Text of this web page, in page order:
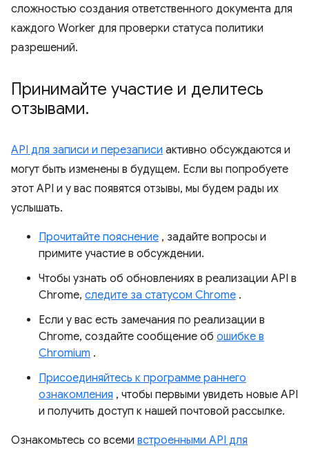
сложностью создания ответственного документа для
каждого Worker для проверки статуса политики
разрешений.
Принимайте участие и делитесь
отзывами.
API для записи и перезаписи активно обсуждаются и
могут быть изменены в будущем. Если вы попробуете
этот API и у вас появятся отзывы, мы будем рады их
услышать.
Прочитайте пояснение , задайте вопросы и
примите участие в обсуждении.
Чтобы узнать об обновлениях в реализации API в
Chrome, следите за статусом Chrome .
Если у вас есть замечания по реализации в
Chrome, создайте сообщение об ошибке в
Chromium .
Присоединяйтесь к программе раннего
ознакомления , чтобы первыми увидеть новые API
и получить доступ к нашей почтовой рассылке.
Ознакомьтесь со всеми встроенными API для